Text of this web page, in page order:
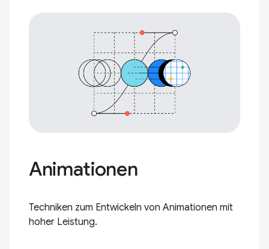
Animationen
Techniken zum Entwickeln von Animationen mit
hoher Leistung.